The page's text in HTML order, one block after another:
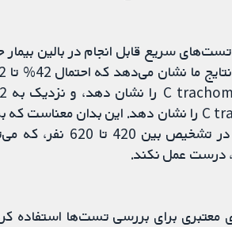
قابل انجام در بالین
درست عمل نکند.
معتبری برای بررسی تست‌ها استفاده